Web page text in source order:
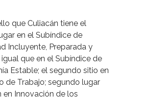
que Culiacán tiene el
en el Subíndice de
Incluyente, Preparada y
igual que en el Subíndice de
Estable; el segundo sitio en
de Trabajo; segundo lugar
en Innovación de los